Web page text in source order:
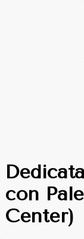
con
Center)